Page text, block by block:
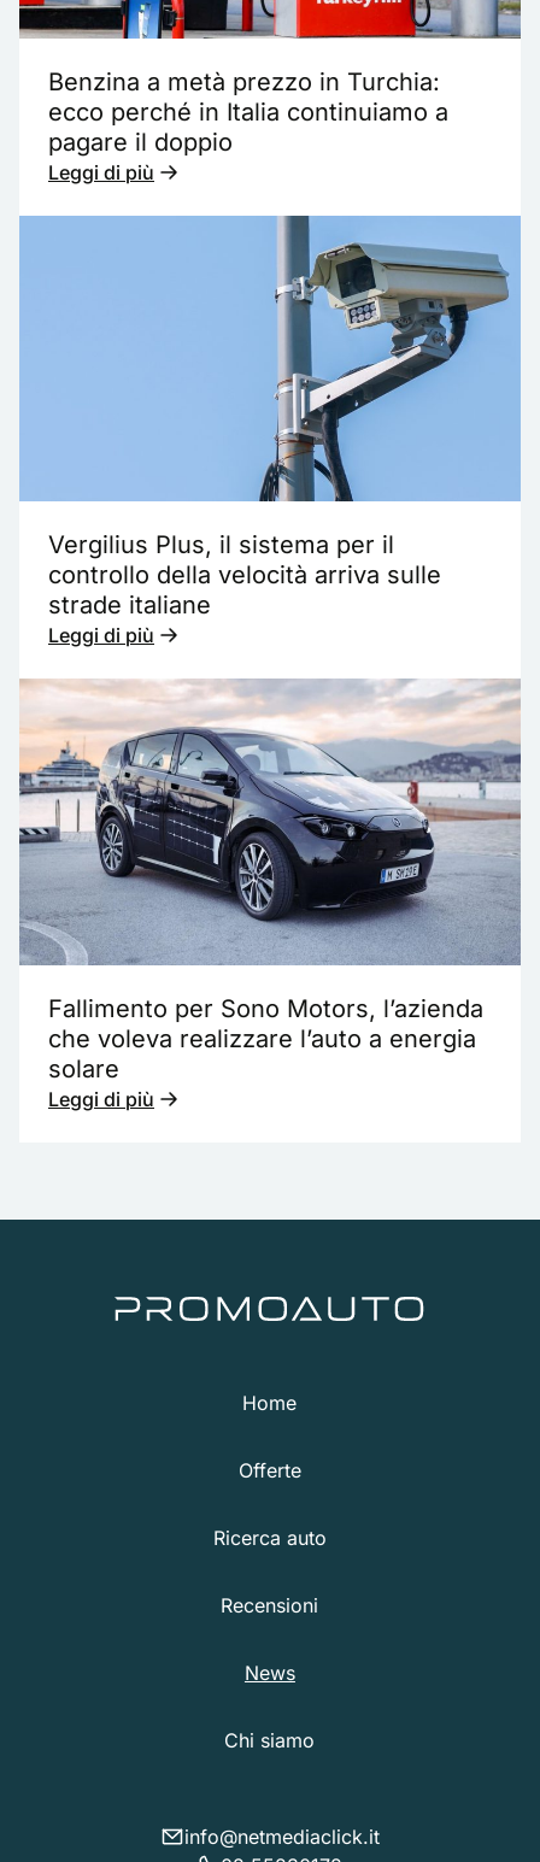
Benzina a metà prezzo in Turchia:
ecco perché in Italia continuiamo a
pagare il doppio
Leggi di più
Vergilius Plus, il sistema per il
controllo della velocità arriva sulle
strade italiane
Leggi di più
Fallimento per Sono Motors, l’azienda
che voleva realizzare l’auto a energia
solare
Leggi di più
Home
Offerte
Ricerca auto
Recensioni
News
Chi siamo
info@netmediaclick.it